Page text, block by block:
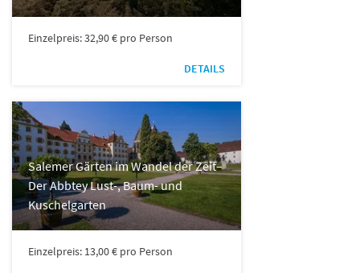
Einzelpreis: 32,90 € pro Person
DETAILS
Salemer Gärten im Wandel der Zeit–
Der Abbtey Lust-, Baum- und
Kuschelgarten
Einzelpreis: 13,00 € pro Person